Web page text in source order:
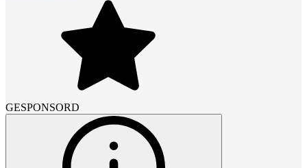
GESPONSORD